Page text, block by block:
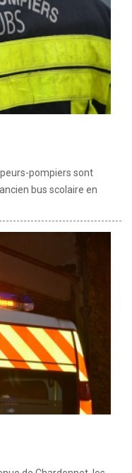
pompiers sont
bus scolaire en